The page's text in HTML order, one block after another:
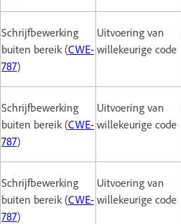
Schrijfbewerking
buiten bereik (CWE-
787)
Uitvoering van
willekeurige code
Schrijfbewerking
buiten bereik (CWE-
787)
Uitvoering van
willekeurige code
Schrijfbewerking
buiten bereik (CWE-
787)
Uitvoering van
willekeurige code